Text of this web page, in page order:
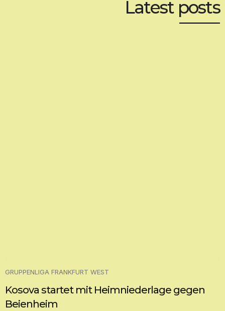
Latest posts
GRUPPENLIGA FRANKFURT WEST
Kosova startet mit Heimniederlage gegen
Beienheim